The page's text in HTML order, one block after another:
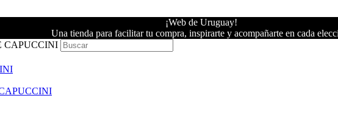
¡Web de Uruguay!
Una tienda para facilitar tu compra, inspirarte y acompañarte en cada